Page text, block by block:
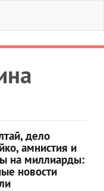
дело
амнистия и
на миллиарды:
новости